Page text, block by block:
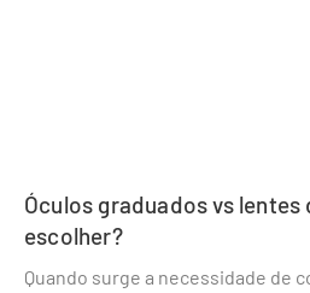
Óculos graduados vs
escolher?
Quando surge a necessidade de